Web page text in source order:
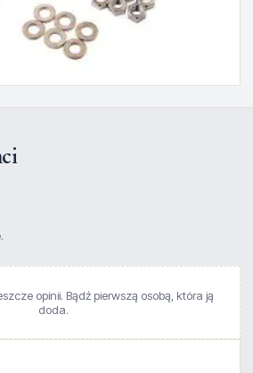
opinii. Bądź pierwszą osobą, która ją
doda.